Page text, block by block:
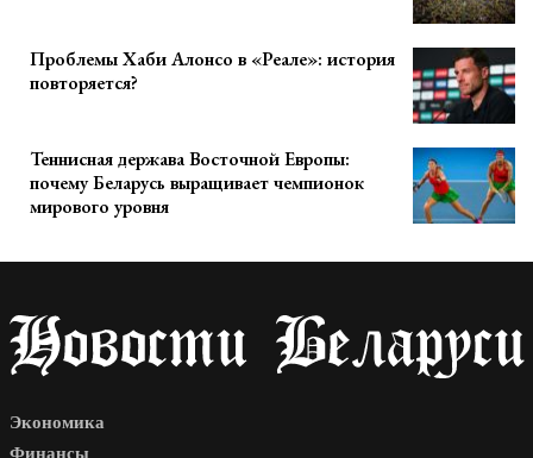
Проблемы Хаби Алонсо в «Реале»: история
повторяется?
Теннисная держава Восточной Европы:
почему Беларусь выращивает чемпионок
мирового уровня
Экономика
Финансы